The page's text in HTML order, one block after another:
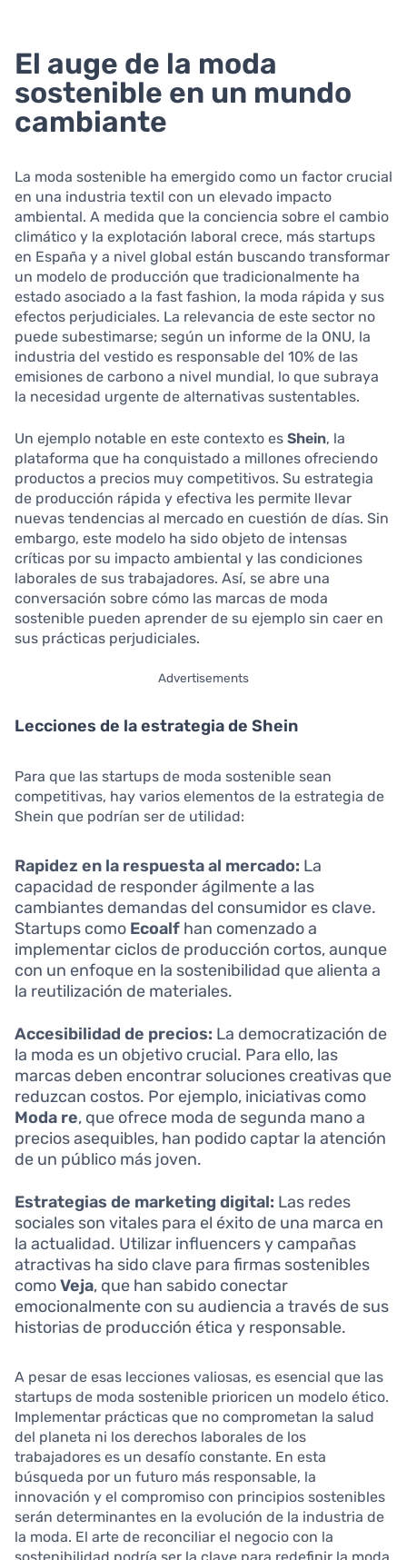
El auge de la moda
sostenible en un mundo
cambiante
La moda sostenible ha emergido como un factor crucial
en una industria textil con un elevado impacto
ambiental. A medida que la conciencia sobre el cambio
climático y la explotación laboral crece, más startups
en España y a nivel global están buscando transformar
un modelo de producción que tradicionalmente ha
estado asociado a la fast fashion, la moda rápida y sus
efectos perjudiciales. La relevancia de este sector no
puede subestimarse; según un informe de la ONU, la
industria del vestido es responsable del 10% de las
emisiones de carbono a nivel mundial, lo que subraya
la necesidad urgente de alternativas sustentables.
Un ejemplo notable en este contexto es Shein, la
plataforma que ha conquistado a millones ofreciendo
productos a precios muy competitivos. Su estrategia
de producción rápida y efectiva les permite llevar
nuevas tendencias al mercado en cuestión de días. Sin
embargo, este modelo ha sido objeto de intensas
críticas por su impacto ambiental y las condiciones
laborales de sus trabajadores. Así, se abre una
conversación sobre cómo las marcas de moda
sostenible pueden aprender de su ejemplo sin caer en
sus prácticas perjudiciales.
Advertisements
Lecciones de la estrategia de Shein
Para que las startups de moda sostenible sean
competitivas, hay varios elementos de la estrategia de
Shein que podrían ser de utilidad:
Rapidez en la respuesta al mercado: La
capacidad de responder ágilmente a las
cambiantes demandas del consumidor es clave.
Startups como Ecoalf han comenzado a
implementar ciclos de producción cortos, aunque
con un enfoque en la sostenibilidad que alienta a
la reutilización de materiales.
Accesibilidad de precios: La democratización de
la moda es un objetivo crucial. Para ello, las
marcas deben encontrar soluciones creativas que
reduzcan costos. Por ejemplo, iniciativas como
Moda re, que ofrece moda de segunda mano a
precios asequibles, han podido captar la atención
de un público más joven.
Estrategias de marketing digital: Las redes
sociales son vitales para el éxito de una marca en
la actualidad. Utilizar influencers y campañas
atractivas ha sido clave para firmas sostenibles
comoVeja, que han sabido conectar
emocionalmente con su audiencia a través de sus
historias de producción ética y responsable.
A pesar de esas lecciones valiosas, es esencial que las
startups de moda sostenible prioricen un modelo ético.
Implementar prácticas que no comprometan la salud
del planeta ni los derechos laborales de los
trabajadores es un desafío constante. En esta
búsqueda por un futuro más responsable, la
innovación y el compromiso con principios sostenibles
serán determinantes en la evolución de la industria de
la moda. El arte de reconciliar el negocio con la